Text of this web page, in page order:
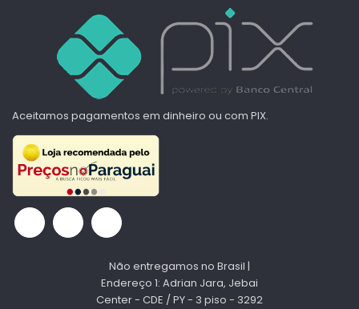
Aceitamos pagamentos em dinheiro ou com PIX.
Não entregamos no Brasil |
Endereço 1: Adrian Jara, Jebai
Center - CDE / PY - 3 piso - 3292